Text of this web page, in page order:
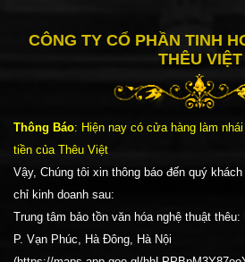
CÔNG TY CỔ PHẦN TINH
THÊU VIỆT
Thông Báo: Hiện nay có cửa hàng làm
tiền của Thêu Việt
Vậy, Chúng tôi xin thông báo đến quý
chỉ kinh doanh sau:
Trung tâm bảo tồn văn hóa nghệ thuật thêu:
P. Vạn Phúc, Hà Đông, Hà Nội